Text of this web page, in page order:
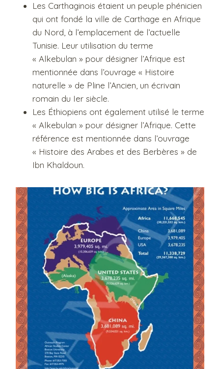
Les Carthaginois étaient un peuple phénicien
qui ont fondé la ville de Carthage en Afrique
du Nord, à l’emplacement de l’actuelle
Tunisie. Leur utilisation du terme
« Alkebulan » pour désigner l’Afrique est
mentionnée dans l’ouvrage « Histoire
naturelle » de Pline l’Ancien, un écrivain
romain du Ier siècle.
Les Éthiopiens ont également utilisé le terme
« Alkebulan » pour désigner l’Afrique. Cette
référence est mentionnée dans l’ouvrage
« Histoire des Arabes et des Berbères » de
Ibn Khaldoun.